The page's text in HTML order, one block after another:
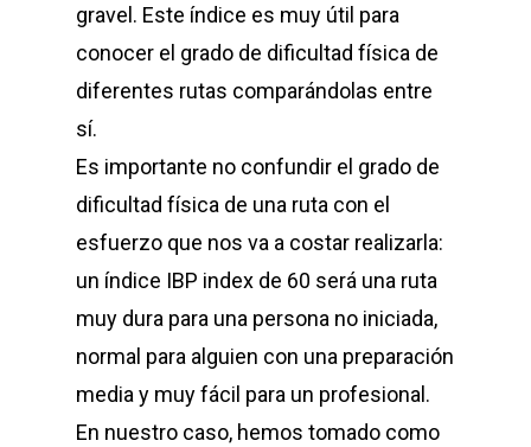
gravel. Este índice es muy útil para
conocer el grado de dificultad física de
diferentes rutas comparándolas entre
sí.
Es importante no confundir el grado de
dificultad física de una ruta con el
esfuerzo que nos va a costar realizarla:
un índice IBP index de 60 será una ruta
muy dura para una persona no iniciada,
normal para alguien con una preparación
media y muy fácil para un profesional.
En nuestro caso, hemos tomado como